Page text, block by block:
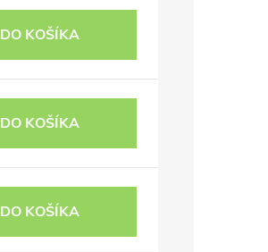
DO KOŠÍKA
DO KOŠÍKA
DO KOŠÍKA